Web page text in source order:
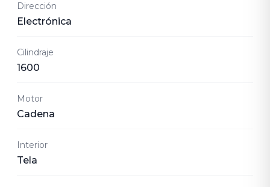
Dirección
Electrónica
Cilindraje
1600
Motor
Cadena
Interior
Tela